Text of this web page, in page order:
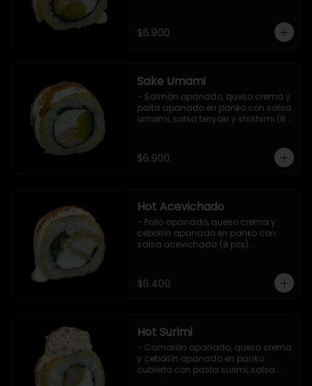
$6.900
Sake Umami
- Salmón apanado, queso crema y
palta apanado en panko con salsa
umami, salsa teriyaki y shishimi (8
$6.900
Hot Acevichado
- Pollo apanado, queso crema y
cebollín apanado en panko con
salsa acevichada (8 pzs).
$6.400
Hot Surimi
- Camarón apanado, queso crema
y cebollín apanado en panko
cubierto con pasta surimi, salsa